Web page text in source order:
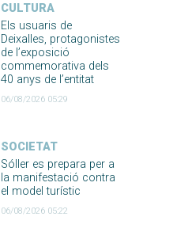
CULTURA
Els usuaris de
Deixalles, protagonistes
de l’exposició
commemorativa dels
40 anys de l’entitat
06/08/2026 05:29
SOCIETAT
Sóller es prepara per a
la manifestació contra
el model turístic
06/08/2026 05:22